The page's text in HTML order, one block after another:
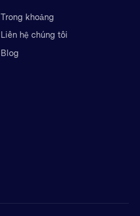
Trong khoảng
Liên hệ chúng tôi
Blog